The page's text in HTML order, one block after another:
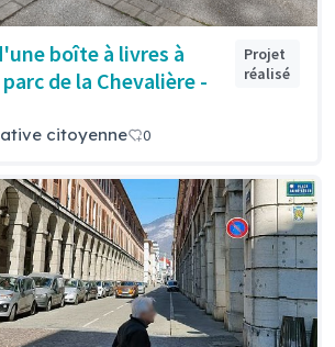
boîte à livres à
de la Chevalière -
Projet
réalisé
citoyenne 0